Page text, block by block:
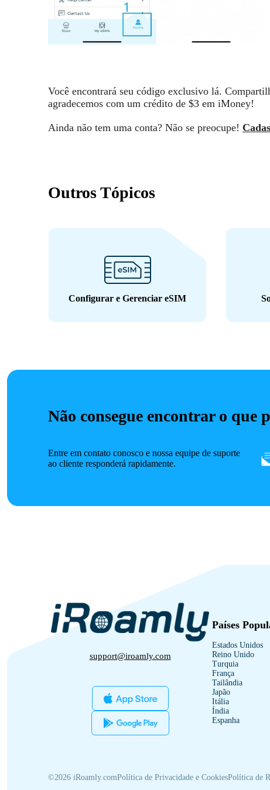
Você encontrará seu código exclusivo lá.
agradecemos com um crédito de $3 em iMoney!
Ainda não tem uma conta? Não se preocupe!
Outros Tópicos
Configurar e Gerenciar eSIM
Não consegue encontrar o que
Entre em contato conosco e nossa equipe de suporte
ao cliente responderá rapidamente.
support@iroamly.com
Países
Estados Unidos
Reino Unido
Turquia
França
Tailândia
Japão
Itália
Índia
Espanha
©2026 iRoamly.comPolítica de Privacidade e CookiesPolítica de